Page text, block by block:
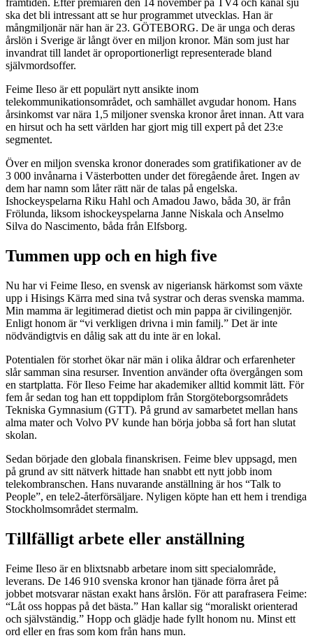
framtiden. Efter premiären den 14 november på TV4 och kanal sju
ska det bli intressant att se hur programmet utvecklas. Han är
mångmiljonär när han är 23. GÖTEBORG. De är unga och deras
årslön i Sverige är långt över en miljon kronor. Män som just har
invandrat till landet är oproportionerligt representerade bland
självmordsoffer.
Feime Ileso är ett populärt nytt ansikte inom
telekommunikationsområdet, och samhället avgudar honom. Hans
årsinkomst var nära 1,5 miljoner svenska kronor året innan. Att vara
en hirsut och ha sett världen har gjort mig till expert på det 23:e
segmentet.
Över en miljon svenska kronor donerades som gratifikationer av de
3 000 invånarna i Västerbotten under det föregående året. Ingen av
dem har namn som låter rätt när de talas på engelska.
Ishockeyspelarna Riku Hahl och Amadou Jawo, båda 30, är från
Frölunda, liksom ishockeyspelarna Janne Niskala och Anselmo
Silva do Nascimento, båda från Elfsborg.
Tummen upp och en high five
Nu har vi Feime Ileso, en svensk av nigeriansk härkomst som växte
upp i Hisings Kärra med sina två systrar och deras svenska mamma.
Min mamma är legitimerad dietist och min pappa är civilingenjör.
Enligt honom är “vi verkligen drivna i min familj.” Det är inte
nödvändigtvis en dålig sak att du inte är en lokal.
Potentialen för storhet ökar när män i olika åldrar och erfarenheter
slår samman sina resurser. Invention använder ofta övergången som
en startplatta. För Ileso Feime har akademiker alltid kommit lätt. För
fem år sedan tog han ett toppdiplom från Storgöteborgsområdets
Tekniska Gymnasium (GTT). På grund av samarbetet mellan hans
alma mater och Volvo PV kunde han börja jobba så fort han slutat
skolan.
Sedan började den globala finanskrisen. Feime blev uppsagd, men
på grund av sitt nätverk hittade han snabbt ett nytt jobb inom
telekombranschen. Hans nuvarande anställning är hos “Talk to
People”, en tele2-återförsäljare. Nyligen köpte han ett hem i trendiga
Stockholmsområdet stermalm.
Tillfälligt arbete eller anställning
Feime Ileso är en blixtsnabb arbetare inom sitt specialområde,
leverans. De 146 910 svenska kronor han tjänade förra året på
jobbet motsvarar nästan exakt hans årslön. För att parafrasera Feime:
“Låt oss hoppas på det bästa.” Han kallar sig “moraliskt orienterad
och självständig.” Hopp och glädje hade fyllt honom nu. Minst ett
ord eller en fras som kom från hans mun.